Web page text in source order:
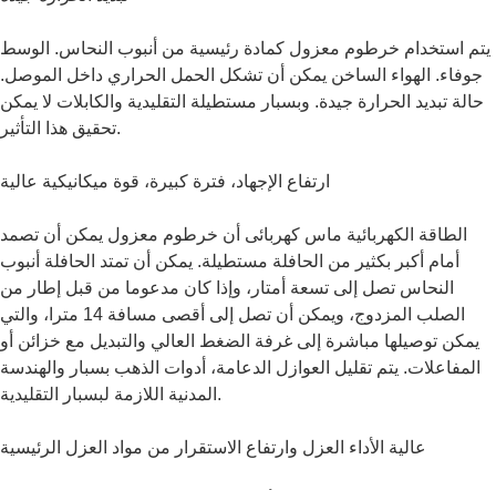
يتم استخدام خرطوم معزول كمادة رئيسية من أنبوب النحاس. الوسط
جوفاء. الهواء الساخن يمكن أن تشكل الحمل الحراري داخل الموصل.
حالة تبديد الحرارة جيدة. وبسبار مستطيلة التقليدية والكابلات لا يمكن
تحقيق هذا التأثير.
ارتفاع الإجهاد، فترة كبيرة، قوة ميكانيكية عالية
الطاقة الكهربائية ماس كهربائى أن خرطوم معزول يمكن أن تصمد
أمام أكبر بكثير من الحافلة مستطيلة. يمكن أن تمتد الحافلة أنبوب
النحاس تصل إلى تسعة أمتار، وإذا كان مدعوما من قبل إطار من
الصلب المزدوج، ويمكن أن تصل إلى أقصى مسافة 14 مترا، والتي
يمكن توصيلها مباشرة إلى غرفة الضغط العالي والتبديل مع خزائن أو
المفاعلات. يتم تقليل العوازل الدعامة، أدوات الذهب بسبار والهندسة
المدنية اللازمة لبسبار التقليدية.
عالية الأداء العزل وارتفاع الاستقرار من مواد العزل الرئيسية